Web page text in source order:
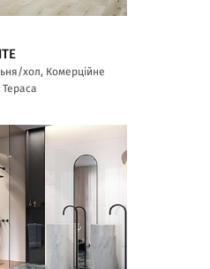
хол, Комерційне